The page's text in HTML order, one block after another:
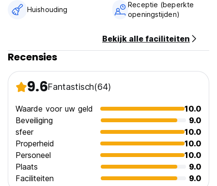
Huishouding
Receptie (beperkte
openingstijden)
Bekijk alle faciliteiten
Recensies
9.6Fantastisch(64)
Waarde voor uw geld
10.0
Beveiliging
9.0
sfeer
10.0
Properheid
10.0
Personeel
10.0
Plaats
9.0
Faciliteiten
9.0